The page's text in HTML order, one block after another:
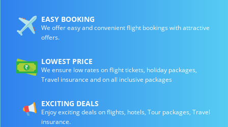
EASY BOOKING
We offer easy and convenient flight bookings with attractive
offers.
LOWEST PRICE
We ensure low rates on flight tickets, holiday packages,
Travel insurance and on all inclusive packages
EXCITING DEALS
Enjoy exciting deals on flights, hotels, Tour packages, Travel
insurance.